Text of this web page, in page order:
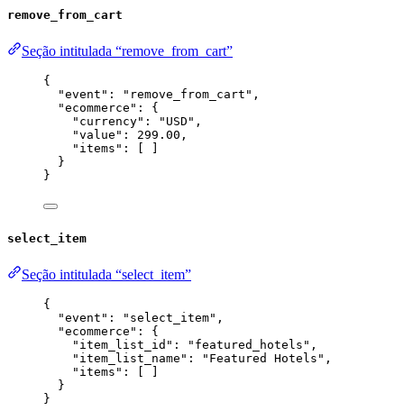
remove_from_cart
Seção intitulada “remove_from_cart”
{
"event" : " remove_from_cart " ,
"ecommerce" : {
"currency" : " USD " ,
"value" : 299.00 ,
"items" : [ ]
}
}
select_item
Seção intitulada “select_item”
{
"event" : " select_item" ,
"ecommerce" : {
"item_list_id" : " featured_hotels " ,
"item_list_name" : " Featured Hotels " ,
"items" : [ ]
}
}